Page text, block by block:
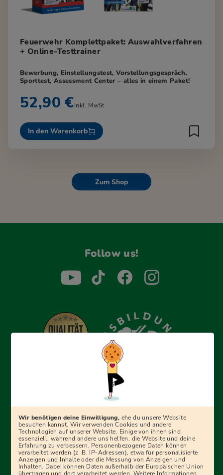
Feuerwehr Komplettpaket: Auswahlverfahren
+ Online-Testtrainer
Bewerbung, Einstellungstest, Vorstellungsgespräch,
Sporttest, Assessment Center – alles in einem Paket!
52,90 €inkl. MwSt.
In den Warenkorb
Zum Shop
Follow us!
Erfolgreich bewerben mit Ausbildungspark: Wir
begleiten dich Schritt für Schritt bei deinem Start in den
Ratgebern und Prüfungspaketen, interaktiven
Videokursen und vielem mehr. Für alle, die was werden
wollen!
Wir benötigen deine Einwilligung, ehe du unsere Website
besuchen kannst. Wir verwenden Cookies und andere
Technologien auf unserer Website. Einige von ihnen sind
essenziell, während andere uns helfen, die Website und deine
Erfahrung zu verbessern. Personenbezogene Daten können
verarbeitet werden (z. B. IP-Adressen), etwa für personalisierte
Anzeigen und Inhalte oder die Messung von Anzeigen und
Inhalten. Dabei können Daten außerhalb der Europäischen Union
übertragen und dort verarbeitet werden. Weitere Informationen